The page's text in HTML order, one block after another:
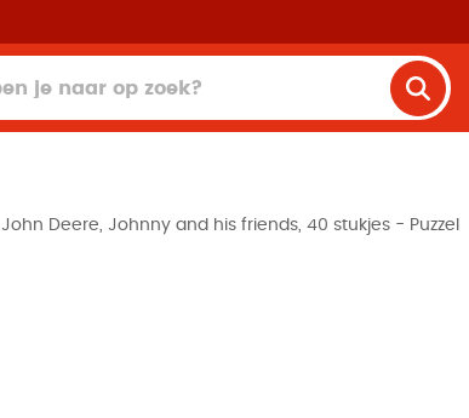
John Deere, Johnny and his friends, 40 stukjes - Puzzel